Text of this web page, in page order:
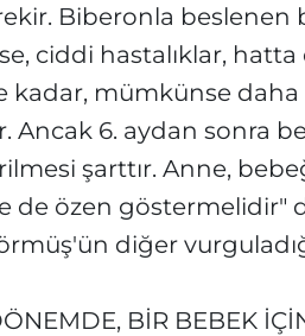
Biberonla
ciddi hastalıklar,
kadar, mümkünse
Ancak 6. aydan sonra
şarttır. Anne,
de özen göstermelidir"
diğer
BİR BEBEK